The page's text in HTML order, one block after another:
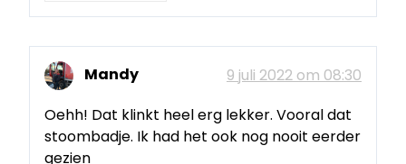
Mandy
9 juli 2022 om 08:30
Oehh! Dat klinkt heel erg lekker. Vooral dat
stoombadje. Ik had het ook nog nooit eerder
gezien